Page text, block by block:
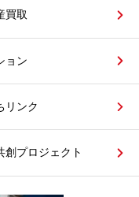
買取
ョン
リンク
創プロジェクト